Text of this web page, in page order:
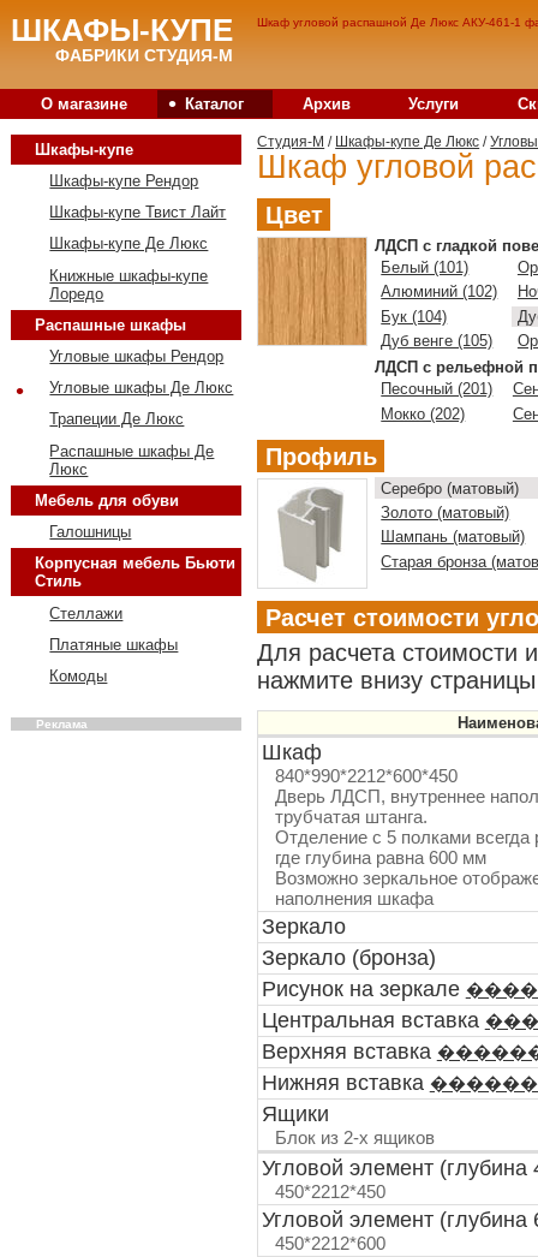
Шкаф угловой распашной Де Люкс АКУ-461-1
ШКАФЫ-КУПЕ
ФАБРИКИ СТУДИЯ-М
О магазине • Каталог Архив Услуги
Студия-M / Шкафы-купе Де Люкс /
Шкаф угловой
Цвет
ЛДСП с гладкой
Белый (101)
Алюминий (102)
Бук (104)
Дуб венге (105)
ЛДСП с рельефной
Песочный (201)
Мокко (202)
Профиль
Серебро (матовый)
Золото (матовый)
Шампань (матовый)
Старая бронза
Расчет стоимости
Для расчета стоимости
нажмите внизу
Шкаф
840*990*2212*600*450
Дверь ЛДСП, внутреннее
трубчатая штанга.
Отделение с 5 полками всегда
где глубина равна 600 мм
Возможно зеркальное
наполнения шкафа
Зеркало
Зеркало (бронза)
Рисунок на зеркале
Центральная вставка
Верхняя вставка
Нижняя вставка
Ящики
Блок из 2-х ящиков
Угловой элемент (глубина
450*2212*450
Угловой элемент (глубина
450*2212*600
Шкафы-купе
Шкафы-купе Рендор
Шкафы-купе Твист Лайт
Шкафы-купе Де Люкс
Книжные шкафы-купе
Лоредо
Распашные шкафы
Угловые шкафы Рендор
Угловые шкафы Де Люкс
•
Трапеции Де Люкс
Распашные шкафы Де
Люкс
Мебель для обуви
Галошницы
Корпусная мебель Бьюти
Стиль
Стеллажи
Платяные шкафы
Комоды
Реклама